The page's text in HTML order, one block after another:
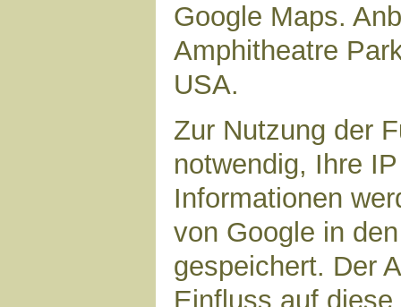
Google Maps.
Amphitheatre
USA.
Zur Nutzung der
notwendig, Ihre
Informationen
von Google in
gespeichert. Der
Einfluss auf